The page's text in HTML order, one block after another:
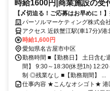
時給1600円|商業施設の受
【〆切迫る！ご応募はお早めに！
もどっちもUP★週休2日&残業ナシ
OK！
パーソルマーケティング株式会
アクセス 近鉄蟹江駅(車17分)/
バイク・自転車通勤OK ★直通バ
時給1,600円
愛知県名古屋市中区
勤務時間 ■【勤務日】 土日含む
間】 9:30～18:30(休憩1h)
制 ◎残業なし ■【勤務期間】 ...
仕事内容 ★こんなオシゴト★ 港